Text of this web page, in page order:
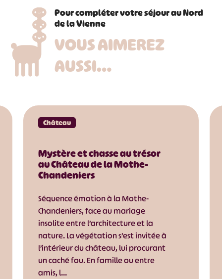
Pour compléter votre séjour au Nord
de la Vienne
VOUS AIMEREZ
AUSSI…
Château
Mystère et chasse au trésor
au Château de la Mothe-
Chandeniers
Séquence émotion à la Mothe-
Chandeniers, face au mariage
insolite entre l’architecture et la
nature. La végétation s’est invitée à
l’intérieur du château, lui procurant
un caché fou. En famille ou entre
amis, l…